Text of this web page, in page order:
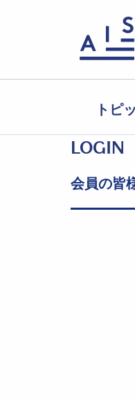
トピ
LOGIN
会員の皆